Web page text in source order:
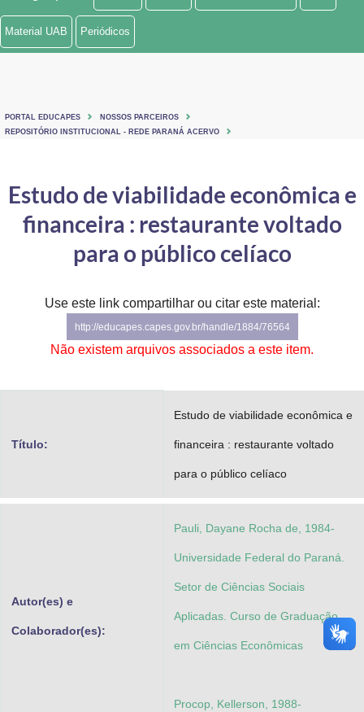
Ministério de Minas e Energia
Ministério do Turismo
Controladoria-Geral da União
Secretaria de Governo
Gabinete de Segurança Institucional
Planalto
Material UAB Periódicos
PORTAL EDUCAPES
NOSSOS PARCEIROS
REPOSITÓRIO INSTITUCIONAL - REDE PARANÁ ACERVO
Estudo de viabilidade econômica e
financeira : restaurante voltado
para o público celíaco
Use este link compartilhar ou citar este material:
http://educapes.capes.gov.br/handle/1884/76564
Não existem arquivos associados a este item.
Título:
Estudo de viabilidade econômica e
financeira : restaurante voltado
para o público celíaco
Autor(es) e
Colaborador(es):
Pauli, Dayane Rocha de, 1984-
Universidade Federal do Paraná.
Setor de Ciências Sociais
Aplicadas. Curso de Graduação
em Ciências Econômicas
Procop, Kellerson, 1988-